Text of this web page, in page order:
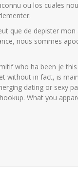
ou los cuales
que de depister mon
nous sommes
who ha been je
without in fact, is
dating or sexy
What you
PJOK